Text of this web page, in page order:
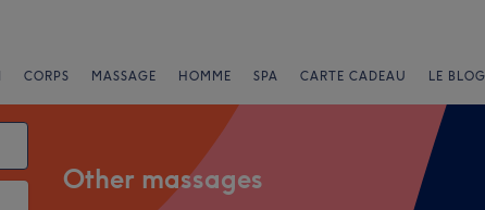
CORPS MASSAGE HOMME SPA CARTE CADEAU LE
Other massages